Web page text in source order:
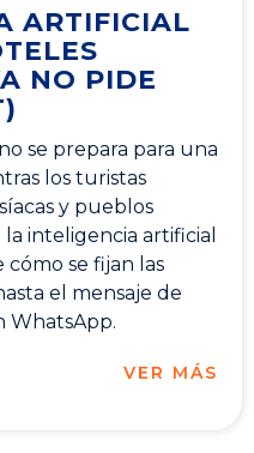
ARTIFICIAL
NO PIDE
se prepara para una
los turistas
y pueblos
inteligencia artificial
se fijan las
el mensaje de
WhatsApp.
VER MÁS